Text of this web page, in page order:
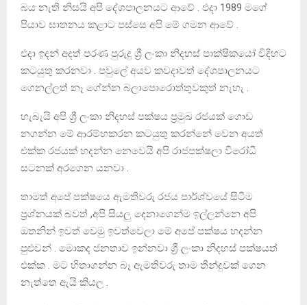
බය නැති නිසයි අපි දේශපාලනයට ආවේ . එදා 1989 මගේ
පියාව ඝාතනය කළාට පස්සෙ අපි මේ ගමන ආවේ .
එදා ඉදන් අදත් පරණ පුරුදු ශ්‍රී ලංකා නිදහස් පාක්ෂිකයෝ විදිහට
කටයුතු කරනවා . පවුලේ අයව කවදාවත් දේශපාලනයට
ගෙනල්ලත් නෑ ගේන්න බලාපොරොත්තුවකුත් නැහැ .
හැබැයි අපි ශ්‍රී ලංකා නිදහස් පක්ෂය ප්‍රමුඛ රජයක් ගොඩ
නගන්න මේ ආරම්භකරන කටයුතු කරන්නේ වෙන අයත්
එක්ක රජයක් හදන්න නෙවෙයි අපි රාජපක්ෂලා විරෝධී
සටනක් අරගෙන යනවා .
තාමත් අපේ පක්ෂයෙ ඇමතිවරු රජය පාර්ශ්වයේ සිටීම
ප්‍රශ්නයක් බවත් ,අපි සියලු දෙනාගෙන්ම ඉල්ලන්නෙ අපි
ඔතනින් ඉවත් වෙමු ඉවත්වෙලා මේ අපේ පක්ෂය හදන්න
පුළුවන් . මොකද ජනතාව ඉන්නවා ශ්‍රී ලංකා නිදහස් පක්ෂයත්
එක්ක . මට හිතාගන්න බෑ ඇමතිවරු තාම තීන්දුවක් ගෙන
නැත්තෙ ඇයි කියල .